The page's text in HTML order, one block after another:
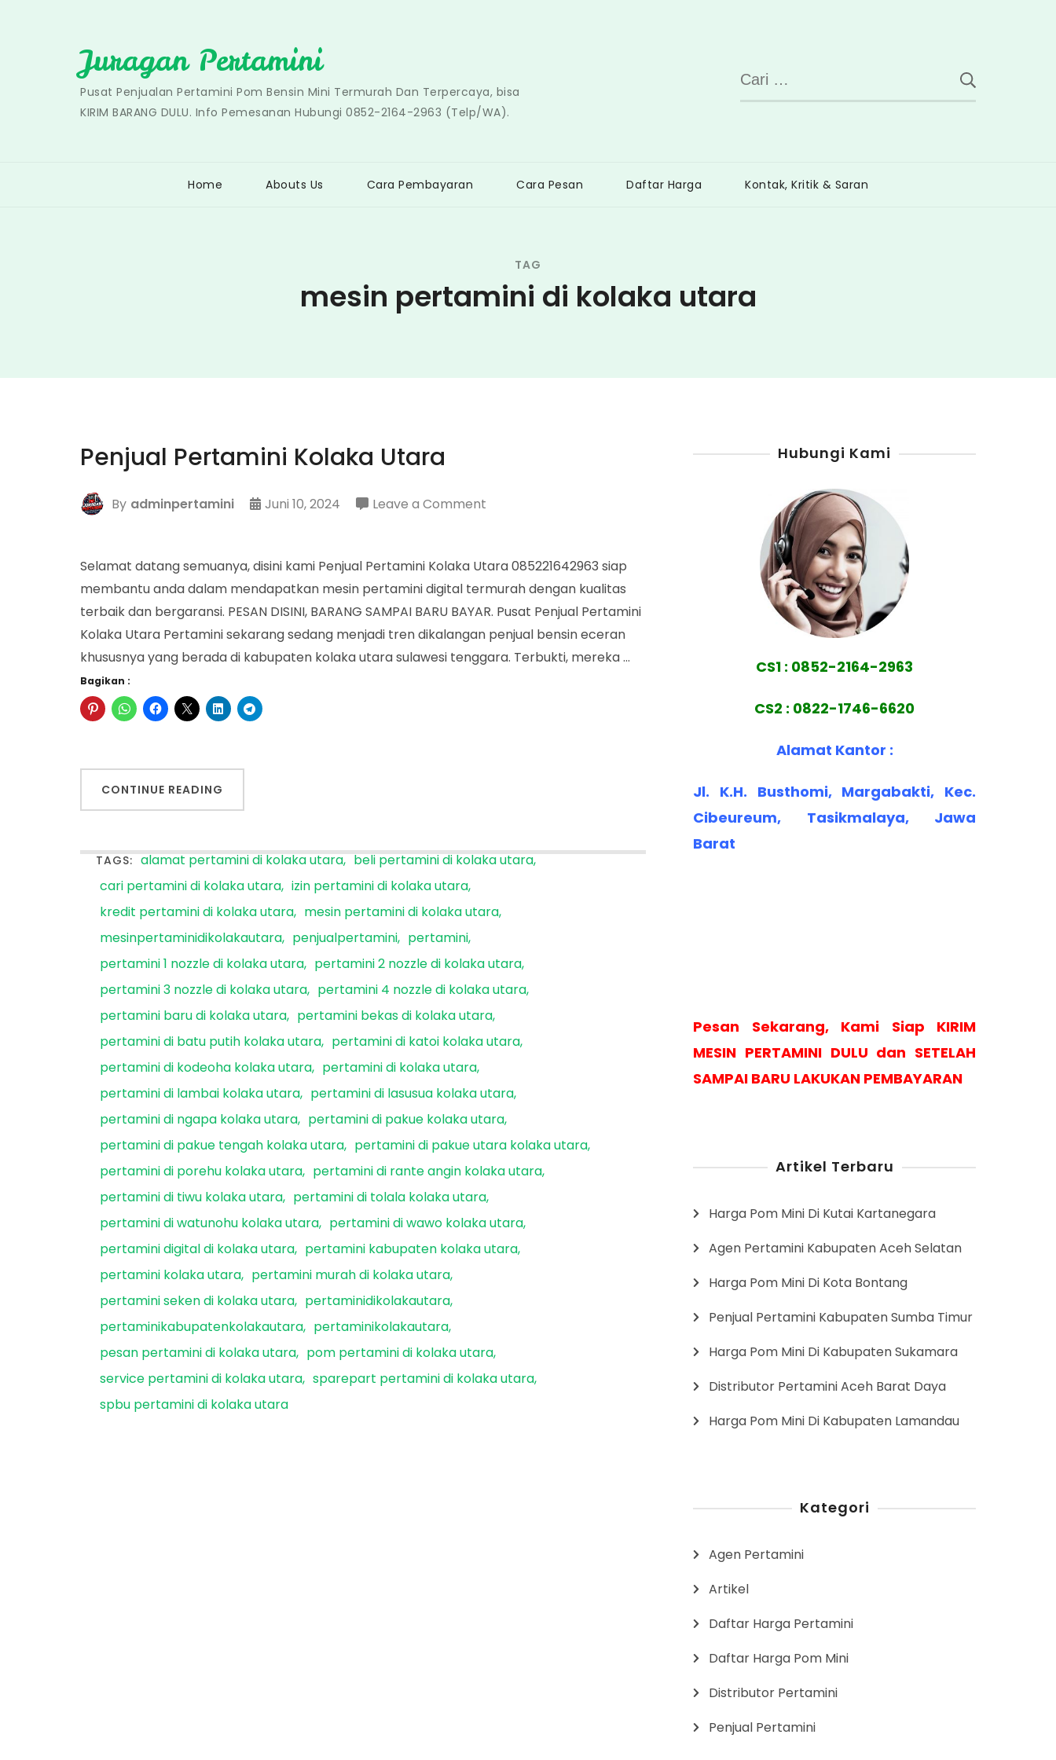
Juragan Pertamini
Pusat Penjualan Pertamini Pom Bensin Mini Termurah Dan Terpercaya, bisa
KIRIM BARANG DULU. Info Pemesanan Hubungi 0852-2164-2963 (Telp/WA).
Cari
untuk:
Home Abouts Us Cara Pembayaran Cara Pesan Daftar Harga Kontak, Kritik & Saran
TAG
mesin pertamini di kolaka utara
Penjual Pertamini Kolaka Utara
By adminpertamini Juni 10, 2024 Leave a Commenton
Kolaka
Utara
Selamat datang semuanya, disini kami Penjual Pertamini Kolaka Utara 085221642963 siap
membantu anda dalam mendapatkan mesin pertamini digital termurah dengan kualitas
terbaik dan bergaransi. PESAN DISINI, BARANG SAMPAI BARU BAYAR. Pusat Penjual Pertamini
Kolaka Utara Pertamini sekarang sedang menjadi tren dikalangan penjual bensin eceran
khususnya yang berada di kabupaten kolaka utara sulawesi tenggara. Terbukti, mereka …
Bagikan :
CONTINUE READING
TAGS: alamat pertamini di kolaka utara beli pertamini di kolaka utara
cari pertamini di kolaka utara izin pertamini di kolaka utara
kredit pertamini di kolaka utara
mesin pertamini di kolaka utara
mesinpertaminidikolakautara
penjualpertamini
pertamini
pertamini 1 nozzle di kolaka utara
pertamini 2 nozzle di kolaka utara
pertamini 3 nozzle di kolaka utara
pertamini 4 nozzle di kolaka utara
pertamini baru di kolaka utara
pertamini bekas di kolaka utara
pertamini di batu putih kolaka utara
pertamini di katoi kolaka utara
pertamini di kodeoha kolaka utara
pertamini di kolaka utara
pertamini di lambai kolaka utara
pertamini di lasusua kolaka utara
pertamini di ngapa kolaka utara
pertamini di pakue kolaka utara
pertamini di pakue tengah kolaka utara
pertamini di pakue utara kolaka utara
pertamini di porehu kolaka utara
pertamini di rante angin kolaka utara
pertamini di tiwu kolaka utara
pertamini di tolala kolaka utara
pertamini di watunohu kolaka utara
pertamini di wawo kolaka utara
pertamini digital di kolaka utara
pertamini kabupaten kolaka utara
pertamini kolaka utara
pertamini murah di kolaka utara
pertamini seken di kolaka utara
pertaminidikolakautara
pertaminikabupatenkolakautara
pertaminikolakautara
pesan pertamini di kolaka utara
pom pertamini di kolaka utara
service pertamini di kolaka utara sparepart pertamini di kolaka utara
spbu pertamini di kolaka utara
Hubungi Kami
CS1 : 0852-2164-2963
CS2 : 0822-1746-6620
Alamat Kantor :
Jl. K.H. Busthomi, Margabakti, Kec.
Cibeureum, Tasikmalaya, Jawa
Barat
Pesan Sekarang, Kami Siap KIRIM
MESIN PERTAMINI DULU dan SETELAH
SAMPAI BARU LAKUKAN PEMBAYARAN
Artikel Terbaru
Harga Pom Mini Di Kutai Kartanegara
Agen Pertamini Kabupaten Aceh Selatan
Harga Pom Mini Di Kota Bontang
Penjual Pertamini Kabupaten Sumba Timur
Harga Pom Mini Di Kabupaten Sukamara
Distributor Pertamini Aceh Barat Daya
Harga Pom Mini Di Kabupaten Lamandau
Kategori
Agen Pertamini
Artikel
Daftar Harga Pertamini
Daftar Harga Pom Mini
Distributor Pertamini
Penjual Pertamini